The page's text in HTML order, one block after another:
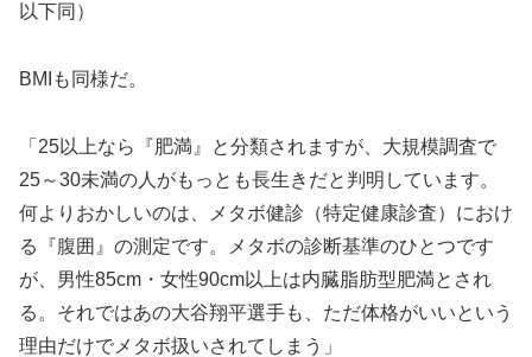
以下同）
BMIも同様だ。
「25以上なら『肥満』と分類されますが、大規模調査で
25～30未満の人がもっとも長生きだと判明しています。
何よりおかしいのは、メタボ健診（特定健康診査）におけ
る『腹囲』の測定です。メタボの診断基準のひとつです
が、男性85cm・女性90cm以上は内臓脂肪型肥満とされ
る。それではあの大谷翔平選手も、ただ体格がいいという
理由だけでメタボ扱いされてしまう」